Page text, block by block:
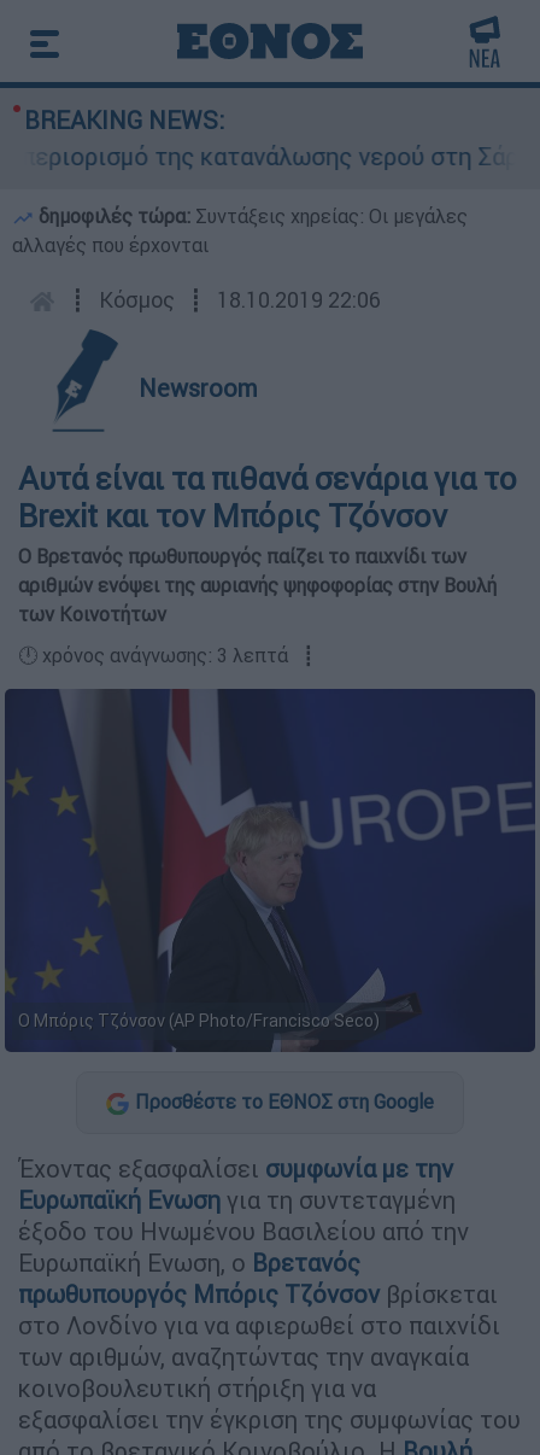
BREAKING NEWS:
της κατανάλωσης νερού στη Σάρτη
δημοφιλές τώρα: Συντάξεις χηρείας: Οι μεγάλες
αλλαγές που έρχονται
┋ Κόσμος ┋ 18.10.2019 22:06
Newsroom
Αυτά είναι τα πιθανά σενάρια για το
Brexit και τον Μπόρις Τζόνσον
Ο Βρετανός πρωθυπουργός παίζει το παιχνίδι των
αριθμών ενόψει της αυριανής ψηφοφορίας στην Βουλή
των Κοινοτήτων
🕛 χρόνος ανάγνωσης: 3 λεπτά ┋
Ο Μπόρις Τζόνσον (AP Photo/Francisco Seco)
Προσθέστε το ΕΘΝΟΣ στη Google
Έχοντας εξασφαλίσει συμφωνία με την
Ευρωπαϊκή Ενωση για τη συντεταγμένη
έξοδο του Ηνωμένου Βασιλείου από την
Ευρωπαϊκή Ενωση, ο Βρετανός
πρωθυπουργός Μπόρις Τζόνσονβρίσκεται
στο Λονδίνο για να αφιερωθεί στο παιχνίδι
των αριθμών, αναζητώντας την αναγκαία
κοινοβουλευτική στήριξη για να
εξασφαλίσει την έγκριση της συμφωνίας του